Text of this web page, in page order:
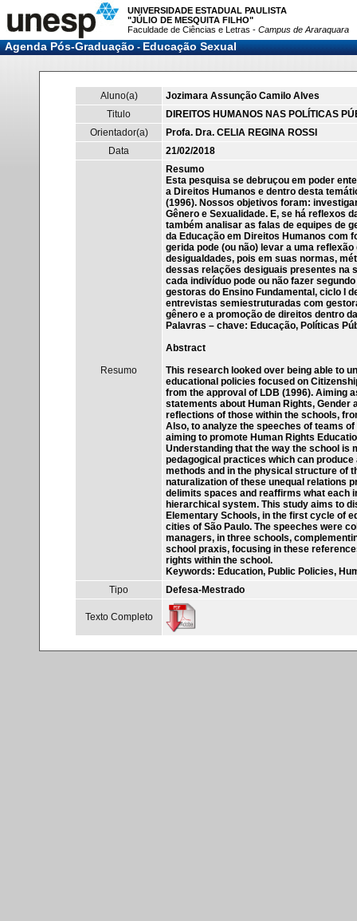
UNIVERSIDADE ESTADUAL PAULISTA
"JÚLIO DE MESQUITA FILHO"
Faculdade de Ciências e Letras - Campus de Araraquara
Agenda Pós-Graduação-Educação Sexual
Aluno(a)
Jozimara Assunção Camilo Alves
Titulo
DIREITOS HUMANOS NAS POLÍTICAS
Orientador(a)
Profa. Dra. CELIA REGINA ROSSI
Data
21/02/2018
Resumo
Resumo
Esta pesquisa se debruçou em poder
a Direitos Humanos e dentro desta
(1996). Nossos objetivos foram:
Gênero e Sexualidade. E, se há reflexos
também analisar as falas de equipes de
da Educação em Direitos Humanos com
gerida pode (ou não) levar a uma
desigualdades, pois em suas normas,
dessas relações desiguais presentes na
cada indivíduo pode ou não fazer
gestoras do Ensino Fundamental, ciclo I
entrevistas semiestruturadas com
gênero e a promoção de direitos dentro
Palavras – chave: Educação, Políticas
Abstract
This research looked over being able to
educational policies focused on
from the approval of LDB (1996). Aiming
statements about Human Rights, Gender
reflections of those within the schools,
Also, to analyze the speeches of teams
aiming to promote Human Rights
Understanding that the way the school is
pedagogical practices which can
methods and in the physical structure of
naturalization of these unequal relations
delimits spaces and reaffirms what each
hierarchical system. This study aims to
Elementary Schools, in the first cycle of
cities of São Paulo. The speeches were
managers, in three schools,
school praxis, focusing in these
rights within the school.
Keywords: Education, Public Policies,
Tipo
Defesa-Mestrado
Texto Completo